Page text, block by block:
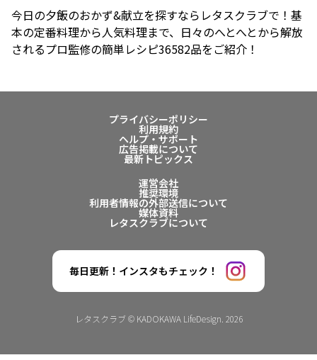
今日の夕飯のおかず&献立を探すならレタスクラブで！基
本の定番料理から人気料理まで、日々のへとへとから解放
されるプロ監修の簡単レシピ36582品をご紹介！
プライバシーポリシー
利用規約
ヘルプ・サポート
広告掲載について
最新トピックス
運営会社
推奨環境
利用者情報の外部送信について
媒体資料
レタスクラブについて
毎日更新！インスタもチェック！
レタスクラブ © KADOKAWA LifeDesign. 2026